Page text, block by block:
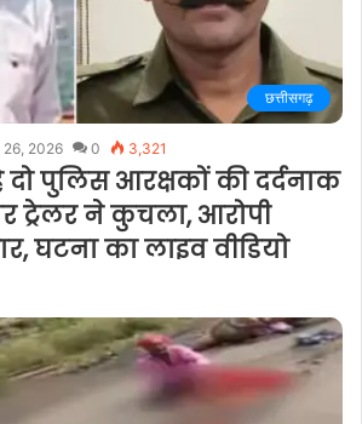
छत्तीसगढ़
26, 2026 0 3,321
दो पुलिस आरक्षकों की दर्दनाक
ट्रेलर ने कुचला, आरोपी
घटना का लाइव वीडियो